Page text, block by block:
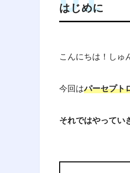
はじめに
こんにちは！しゅ
今回はパーセプト
それではやってい